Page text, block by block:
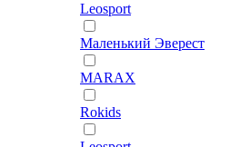
Leosport
Маленький Эверест
MARAX
Rokids